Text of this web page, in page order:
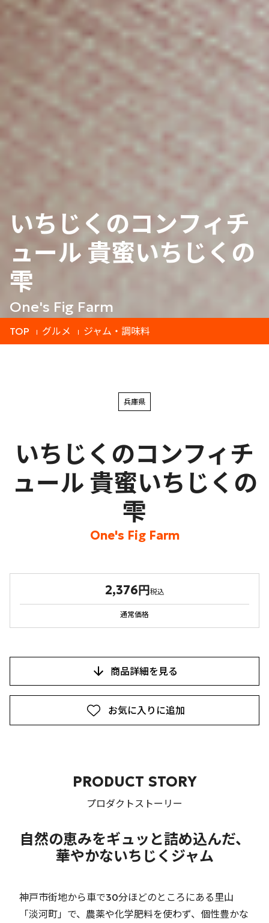
いちじくのコンフィチ
ュール 貴蜜いちじくの
雫
One's Fig Farm
TOP グルメ ジャム・調味料
兵庫県
いちじくのコンフィチ
ュール 貴蜜いちじくの
雫
One's Fig Farm
2,376円税込
通常価格
お気に入りに追加
商品詳細を見る
PRODUCT STORY
プロダクトストーリー
自然の恵みをギュッと詰め込んだ、
華やかないちじくジャム
神戸市街地から車で30分ほどのところにある里山
「淡河町」で、農薬や化学肥料を使わず、個性豊かな